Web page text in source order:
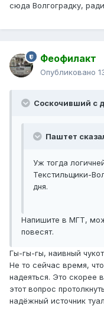
сюда Волгоградку,
Феофилакт
Опубликовано
Соскочивший с
Паштет
Уж тогда
Текстильщики-
дня.
Напишите в МГТ,
повесят.
Гы-гы-гы, наивный
Не то сейчас время,
надеяться. Это скорее
этот вопрос
надёжный источник